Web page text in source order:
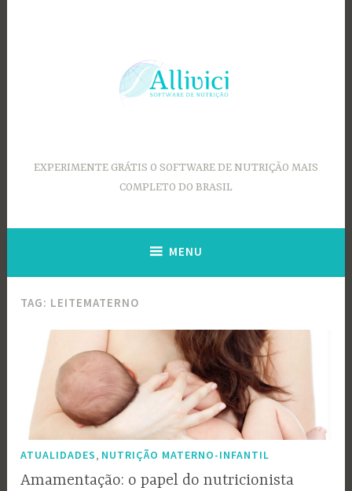
EXPERIMENTE GRÁTIS O SOFTWARE DE NUTRIÇÃO MAIS
COMPLETO DO BRASIL
MENU
TAG: LEITEMATERNO
ATUALIDADES, NUTRIÇÃO MATERNO-INFANTIL
Amamentação: o papel do nutricionista